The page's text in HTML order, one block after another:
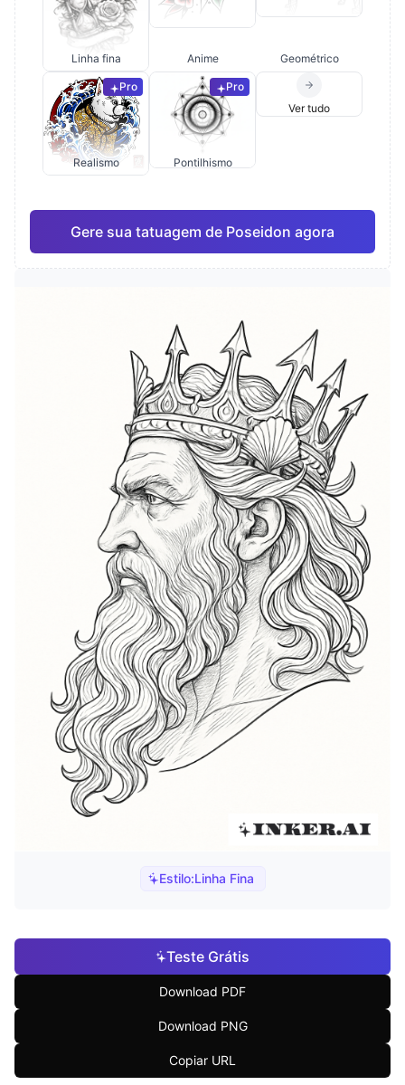
Estilo:Linha Fina
Linha fina Anime Geométrico
Pro
Realismo
Pro
Pontilhismo
Ver tudo
Gere sua tatuagem de Poseidon agora
Teste Grátis
Download PDF
Download PNG
Copiar URL